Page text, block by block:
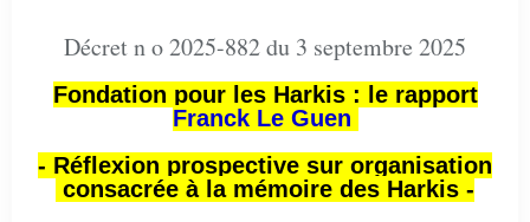
Décret n o 2025-882 du 3 septembre 2025
Fondation pour les Harkis : le rapport
Franck Le Guen
- Réflexion prospective sur organisation
consacrée à la mémoire des Harkis -